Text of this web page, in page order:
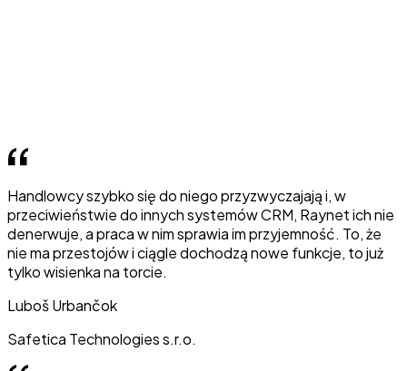
Handlowcy szybko się do niego przyzwyczajają i, w
przeciwieństwie do innych systemów CRM, Raynet ich nie
denerwuje, a praca w nim sprawia im przyjemność. To, że
nie ma przestojów i ciągle dochodzą nowe funkcje, to już
tylko wisienka na torcie.
Luboš Urbančok
Safetica Technologies s.r.o.